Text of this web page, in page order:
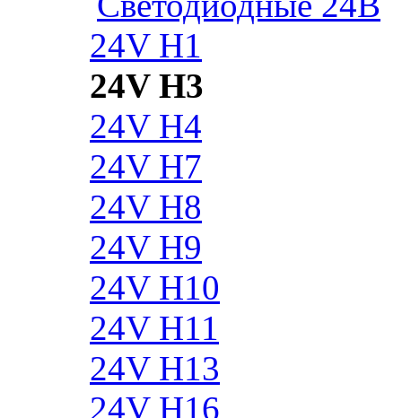
24V H1
24V H3
24V H4
24V H7
24V H8
24V H9
24V H10
24V H11
24V H13
24V H16